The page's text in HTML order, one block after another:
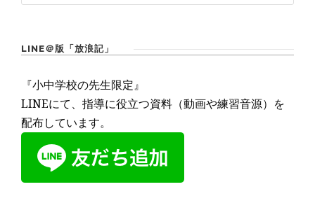
LINE＠版「放浪記」
『小中学校の先生限定』
LINEにて、指導に役立つ資料（動画や練習音源）を
配布しています。